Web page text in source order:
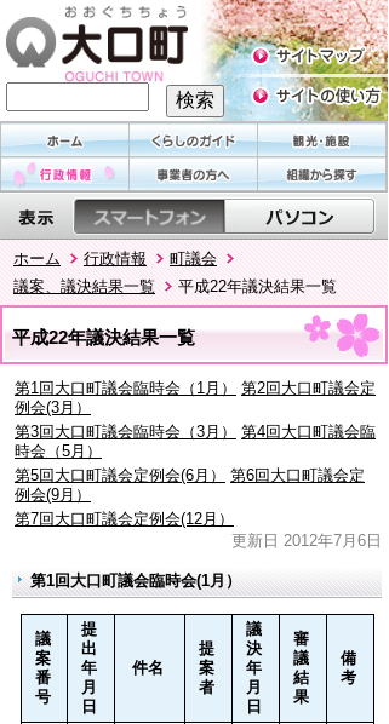
ホーム 行政情報
町議会
議案、議決結果一覧
平成22年議決結果一覧
平成22年議決結果一覧
第1回大口町議会臨時会（1月）
第2回大口町議会定
例会(3月）
第3回大口町議会臨時会（3月）
第4回大口町議会臨
時会（5月）
第5回大口町議会定例会(6月）
第6回大口町議会定
例会(9月）
第7回大口町議会定例会(12月）
更新日 2012年7月6日
第1回大口町議会臨時会(1月）
議
案
番
号
提
出
年
月
日
件名
提
案
者
議
決
年
月
日
審
議
結
果
備
考